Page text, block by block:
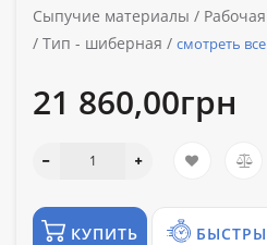
Сыпучие материалы /
/ Тип - шиберная / смотреть все
21 860,00грн
КУПИТЬ